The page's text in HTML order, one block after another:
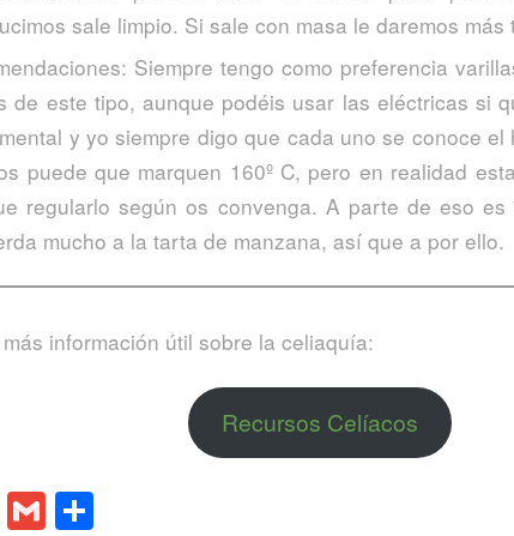
sale limpio. Si sale con masa le daremos más
Siempre tengo como preferencia
de este tipo, aunque podéis usar las eléctricas si
y yo siempre digo que cada uno se conoce
puede que marquen 160º C, pero en realidad
regularlo según os convenga. A parte de eso
mucho a la tarta de manzana, así que a por ello.
información útil sobre la celiaquía:
Recursos Celíacos
WhatsApp
Gmail